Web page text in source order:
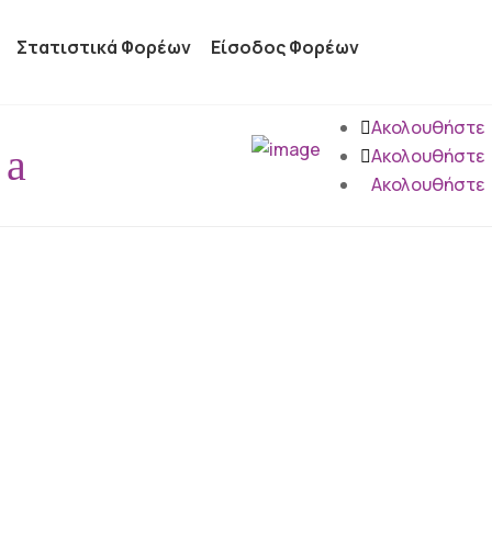
Στατιστικά Φορέων Είσοδος Φορέων
a
Ακολουθήστε
Ακολουθήστε
Ακολουθήστε